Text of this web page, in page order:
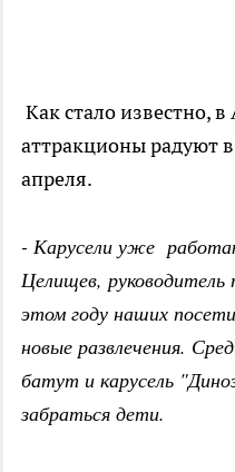
Как стало известно,
аттракционы радуют
апреля.
- Карусели уже
Целищев,
этом году наших
новые развлечения.
батут и карусель
забраться дети.